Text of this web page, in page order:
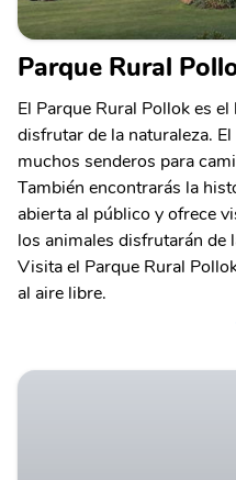
Parque Rural
El Parque Rural Pollok es
disfrutar de la naturaleza.
muchos senderos para
También encontrarás la
abierta al público y ofrece
los animales disfrutarán de
Visita el Parque Rural
al aire libre.